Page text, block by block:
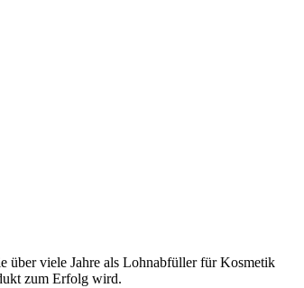
über viele Jahre als Lohnabfüller für Kosmetik
zum Erfolg wird.